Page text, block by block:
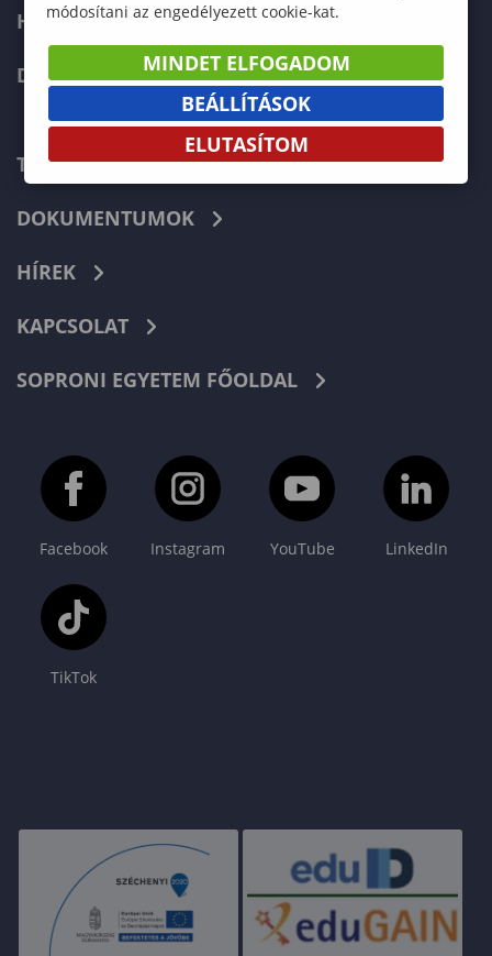
HALLGATÓKNAK
DOKTORI ISKOLA
TELEFONKÖNYV
DOKUMENTUMOK
HÍREK
KAPCSOLAT
SOPRONI EGYETEM FŐOLDAL
Facebook Instagram YouTube LinkedIn
TikTok
módosítani az engedélyezett cookie-kat.
MINDET ELFOGADOM
BEÁLLÍTÁSOK
ELUTASÍTOM